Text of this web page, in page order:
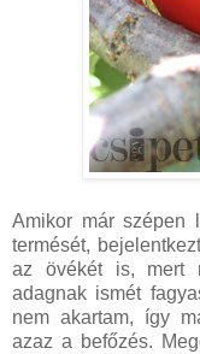
Amikor már szépen
termését,
az övékét is, mert
adagnak ismét
nem akartam, így
azaz a befőzés.